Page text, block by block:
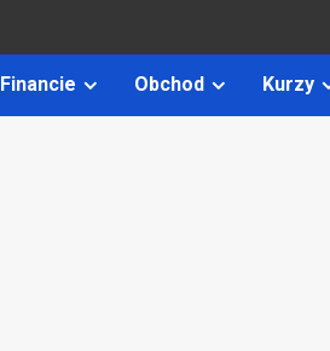
Financie Obchod Kurzy